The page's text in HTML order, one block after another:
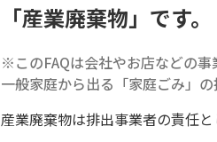
「産業廃棄物」です
※このFAQは会社やお店などの事
一般家庭から出る「家庭ごみ」
産業廃棄物は排出事業者の責任